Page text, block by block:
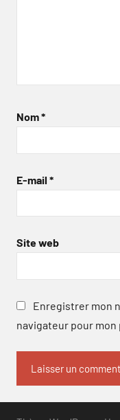
Nom*
E-mail *
Site web
Enregistrer mon
navigateur pour mon